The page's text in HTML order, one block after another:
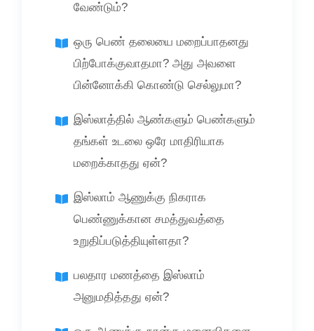
வேண்டும்?
ஒரு பெண் தலையை மறைப்பாதனது
பிற்போக்குவாதமா? அது அவளை
பின்னோக்கி கொண்டு செல்லுமா?
இஸ்லாத்தில் ஆண்களும் பெண்களும்
தங்கள் உடலை ஒரே மாதிரியாக
மறைக்காதது ஏன்?
இஸ்லாம் ஆணுக்கு நிகராக
பெண்ணுக்கான சமத்துவத்தை
உறுதிப்படுத்தியுள்ளதா?
பலதார மணத்தை இஸ்லாம்
அனுமதித்தது ஏன்?